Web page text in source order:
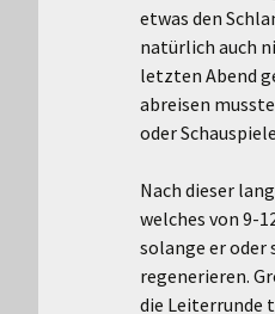
etwas den
natürlich auch
letzten Abend
abreisen
oder
Nach dieser
welches von 9-
solange er oder
regenerieren.
die Leiterrunde